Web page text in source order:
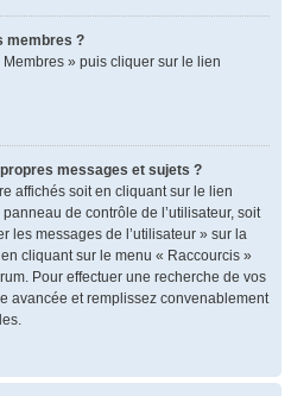
membres ?
» puis cliquer sur le lien
messages et sujets ?
affichés soit en cliquant sur le lien
de contrôle de l’utilisateur, soit
les messages de l’utilisateur » sur la
cliquant sur le menu « Raccourcis »
Pour effectuer une recherche de vos
avancée et remplissez convenablement